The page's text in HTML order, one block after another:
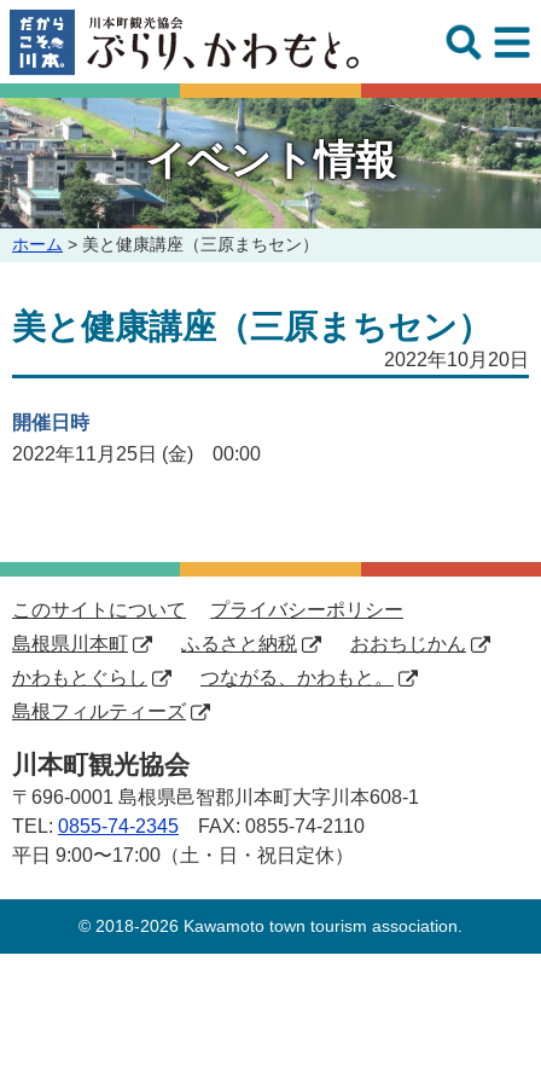
このページの本文へ
イベント情報
こ
ー
ジ
の
置:
ホーム > 美と健康講座（三原まちセン）
美と健康講座（三原まちセン）
2022年10月20日
開催日時
2022年11月25日 (金) 00:00
このサイトについて
プライバシーポリシー
島根県川本町
ふるさと納税
おおちじかん
かわもとぐらし
つながる、かわもと。
島根フィルティーズ
川本町観光協会
〒696-0001 島根県邑智郡川本町大字川本608-1
TEL: 0855-74-2345
FAX: 0855-74-2110
平日 9:00〜17:00（土・日・祝日定休）
© 2018-2026 Kawamoto town tourism association.